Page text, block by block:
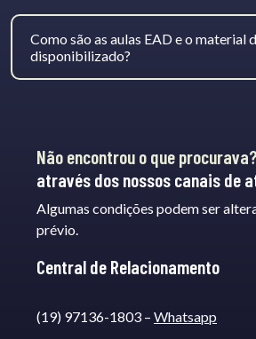
Como são as aulas EAD e o material
disponibilizado?
Não encontrou o que procurava?
através dos nossos canais de
Algumas condições podem ser
prévio.
Central de Relacionamento
(19) 97136-1803 – Whatsapp